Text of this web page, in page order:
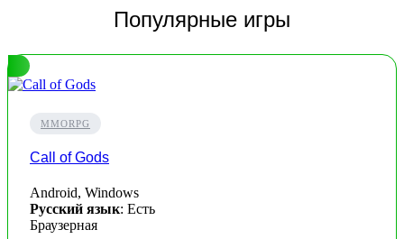
Популярные игры
MMORPG
Call of Gods
Android, Windows
Русский язык: Есть
Браузерная